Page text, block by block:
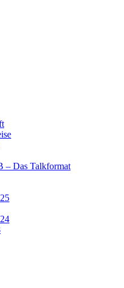
– Das Talkformat